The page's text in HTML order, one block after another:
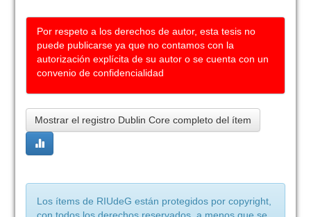
Por respeto a los derechos de autor, esta tesis no
puede publicarse ya que no contamos con la
autorización explícita de su autor o se cuenta con un
convenio de confidencialidad
Mostrar el registro Dublin Core completo del ítem
Los ítems de RIUdeG están protegidos por copyright,